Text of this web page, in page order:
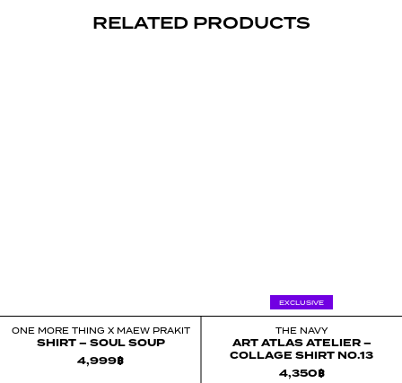
RELATED PRODUCTS
ONE MORE THING X MAEW PRAKIT
SHIRT – SOUL SOUP
4,999฿
EXCLUSIVE
THE NAVY
ART ATLAS ATELIER –
COLLAGE SHIRT NO.13
4,350฿